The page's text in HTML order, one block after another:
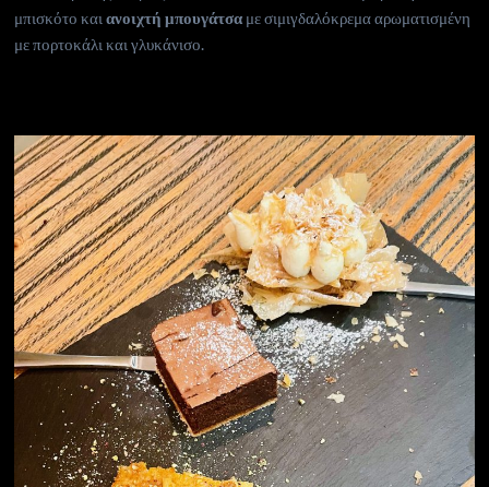
μπισκότο και ανοιχτή μπουγάτσα με σιμιγδαλόκρεμα αρωματισμένη
με πορτοκάλι και γλυκάνισο.